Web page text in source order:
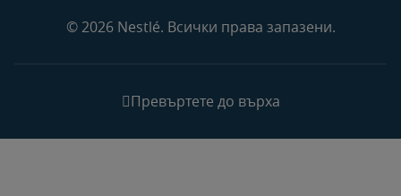
© 2026 Nestlé. Всички права запазени.
Превъртете до върха